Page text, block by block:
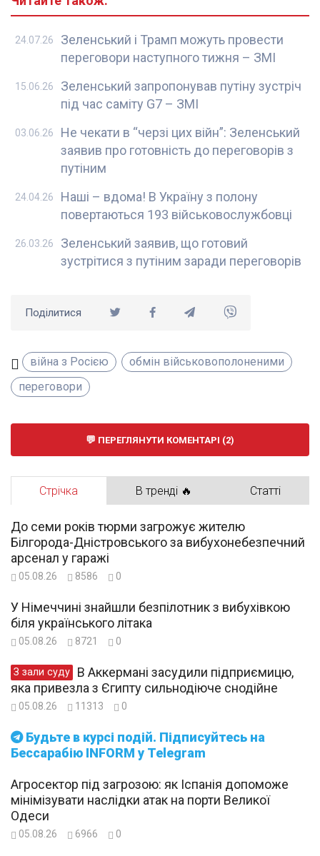
Зеленський і Трамп можуть провести
переговори наступного тижня – ЗМІ
24.07.26
Зеленський запропонував путіну зустріч
під час саміту G7 – ЗМІ
15.06.26
Не чекати в “черзі цих війн”: Зеленський
заявив про готовність до переговорів з
путіним
03.06.26
Наші – вдома! В Україну з полону
повертаються 193 військовослужбовці
24.04.26
Зеленський заявив, що готовий
зустрітися з путіним заради переговорів
26.03.26
Поділитися
війна з Росією
обмін військовополоненими
переговори
ПЕРЕГЛЯНУТИ КОМЕНТАРІ (2)
Стрічка В тренді 🔥 Статті
Будьте в курсі подій. Підписуйтесь на
Бессарабію INFORM у Telegram
До семи років тюрми загрожує жителю
Білгорода-Дністровського за вибухонебезпечний
арсенал у гаражі
05.08.26 8586 0
У Німеччині знайшли безпілотник з вибухівкою
біля українського літака
05.08.26 8721 0
З зали суду
яка привезла з Єгипту сильнодіюче снодійне
05.08.26 11313 0
Агросектор під загрозою: як Іспанія допоможе
мінімізувати наслідки атак на порти Великої
Одеси
05.08.26 6966 0